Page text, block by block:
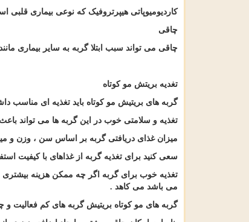
کاردیومیوپاتی هیپرتروفیک که نوعی بیماری قلبی
چاقی
چاقی می تواند سبب ابتلا گربه به سایر بیماری
تغدیه بریتش مو کوتاه
گربه های بریتیش مو کوتاه باید تغذیه ای مناسب
تغذیه و سلامتی خوب در این گربه ها می تواند
میزان غذای دریافتی گربه بر اساس سن ، وزن
سعی کنید برای تغذیه گربه از غذاهای با کیفیت
تغذیه خوب برای گربه اگر چه ممکن هزینه
می باشد می کاهد .
گربه های مو کوتاه بریتیش گربه های کم فعالیت و